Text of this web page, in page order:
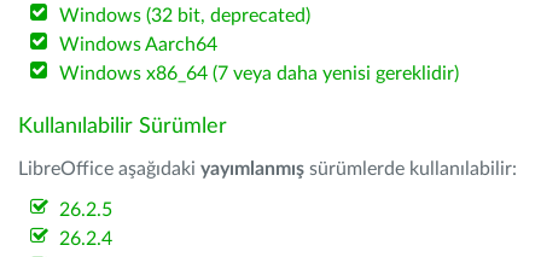
Windows (32 bit, deprecated)
Windows Aarch64
Windows x86_64 (7 veya daha yenisi gereklidir)
Kullanılabilir Sürümler
LibreOffice aşağıdaki yayımlanmış sürümlerde kullanılabilir:
26.2.5
26.2.4